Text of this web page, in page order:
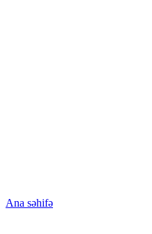
Ana səhifə